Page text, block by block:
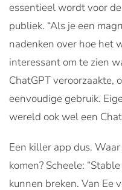
essentieel wordt voor
publiek. “Als je een
nadenken over hoe het
interessant om te zien
ChatGPT veroorzaakte,
eenvoudige gebruik.
wereld ook wel een
Een killer app dus.
komen? Scheele:
kunnen breken. Van Ee